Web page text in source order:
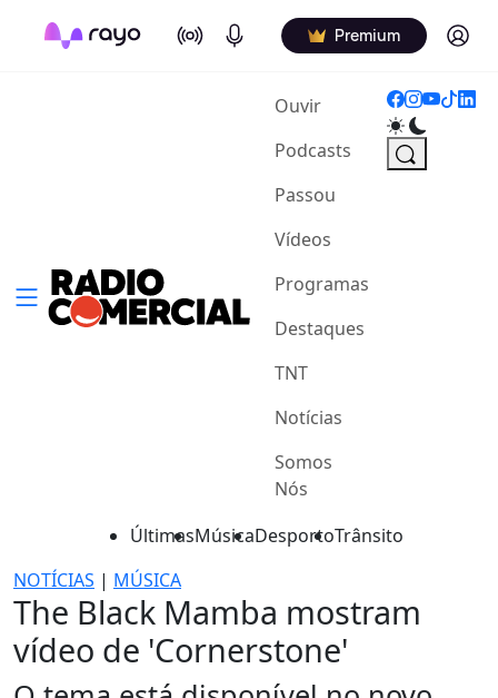
On Air Podcasts Premium Log in
Ouvir(current)
Podcasts
Passou
Vídeos
Programas
Destaques
TNT
Notícias
Somos
Nós
ÚltimasMúsicaDesportoTrânsito
NOTÍCIAS | MÚSICA
The Black Mamba mostram
vídeo de 'Cornerstone'